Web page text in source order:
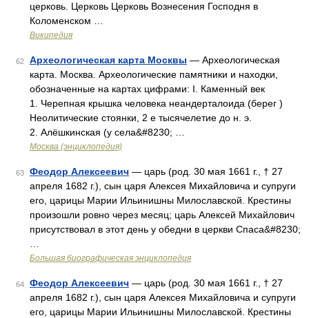
церковь. Церковь Церковь Вознесения Господня в
Коломенском …
Википедия
62 Археологическая карта Москвы — Археологическая
карта. Москва. Археологические памятники и находки,
обозначенные на картах цифрами: I. Каменный век
1. Черепная крышка человека неандерталоида (берег )
Неолитические стоянки, 2 е тысячелетие до н. э.
2. Алёшкинская (у села&#8230; …
Москва (энциклопедия)
63 Феодор Алексеевич — царь (род. 30 мая 1661 г., † 27
апреля 1682 г.), сын царя Алексея Михайловича и супруги
его, царицы Марии Ильинишны Милославской. Крестины
произошли ровно через месяц; царь Алексей Михайлович
присутствовал в этот день у обедни в церкви Спаса&#8230;
Большая биографическая энциклопедия
64 Феодор Алексеевич — царь (род. 30 мая 1661 г., † 27
апреля 1682 г.), сын царя Алексея Михайловича и супруги
его, царицы Марии Ильинишны Милославской. Крестины